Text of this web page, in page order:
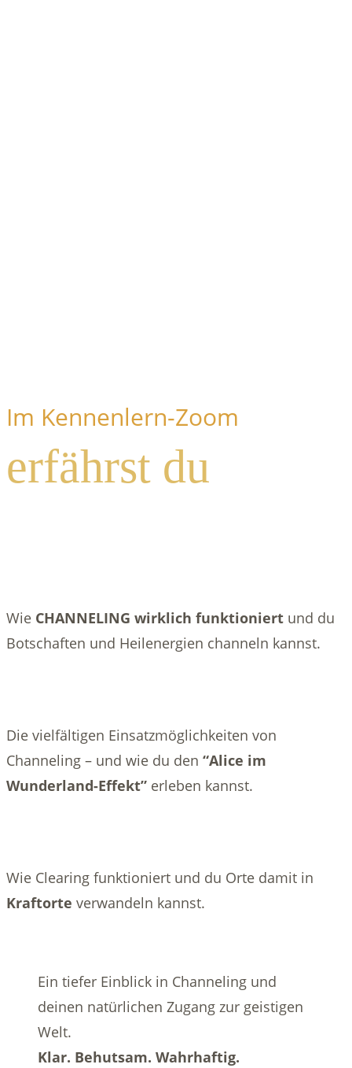
Im Kennenlern-Zoom
erfährst du
Wie CHANNELING wirklich funktioniert und du
Botschaften und Heilenergien channeln kannst.
Die vielfältigen Einsatzmöglichkeiten von
Channeling – und wie du den “Alice im
Wunderland-Effekt” erleben kannst.
Wie Clearing funktioniert und du Orte damit in
Kraftorte verwandeln kannst.
Ein tiefer Einblick in Channeling und
deinen natürlichen Zugang zur geistigen
Welt.
Klar. Behutsam. Wahrhaftig.